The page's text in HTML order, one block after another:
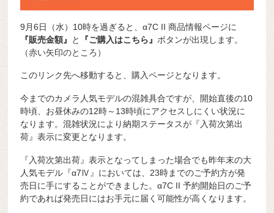
9月6日（水）10時を過ぎると、α7C II 商品情報ページに
『販売金額』 と 『ご購入はこちら』 ボタンが出現します。
（赤い矢印のところ）
このリンク先へ移動すると、購入ページとなります。
今までのカメラ人気モデルの混雑具合ですが、開始直後の10
時頃、お昼休みの12時～13時頃にアクセスしにくい状況に
なります。混雑状況により納期ステータスが『入荷次第出
荷』表示に変更となります。
『入荷次第出荷』表示となってしまった場合でも昨年末の大
人気モデル『α7Ⅳ』においては、23時までのご予約方が発
売日に手にすることができました。α7C II 予約開始日のご予
約であれば発売日にはお手元に届く可能性が高くなります。